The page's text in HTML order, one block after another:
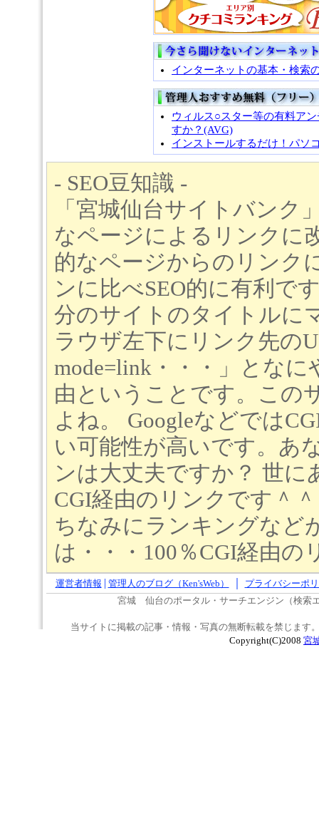
インターネットの基本・検索
ウィルス○スター等の有料ア
すか？(AVG)
インストールするだけ！パソ
- SEO豆知識 -
「宮城仙台サイトバン
なページによるリンクに
的なページからのリンク
ンに比べSEO的に有利で
分のサイトのタイトルに
ラウザ左下にリンク先の
mode=link・・・」とな
由ということです。この
よね。 Googleなどでは
い可能性が高いです。あ
ンは大丈夫ですか？ 世
CGI経由のリンクです＾
ちなみにランキングなど
は・・・100％CGI経由
運営者情報 | 管理人のブログ（Ken'sWeb） プライバシーポ
宮城 仙台のポータル・サーチエンジン（検索
当サイトに掲載の記事・情報・写真の無断転載を禁じます
Copyright(C)2008 宮